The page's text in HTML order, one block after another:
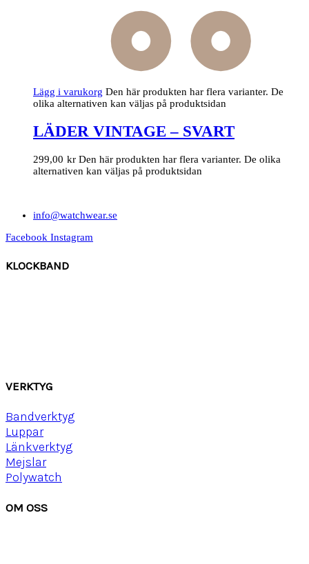
Lägg i varukorg Den här produkten har flera varianter. De
olika alternativen kan väljas på produktsidan
LÄDER VINTAGE – SVART
299,00 kr Den här produkten har flera varianter. De olika
alternativen kan väljas på produktsidan
info@watchwear.se
Facebook Instagram
KLOCKBAND
VERKTYG
Bandverktyg
Luppar
Länkverktyg
Mejslar
Polywatch
OM OSS